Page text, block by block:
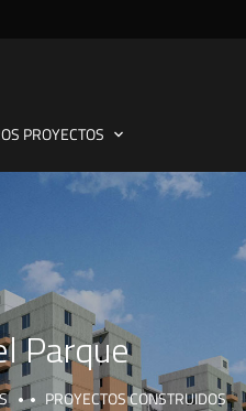
PROYECTOS
Parque
PROYECTOS CONSTRUIDOS